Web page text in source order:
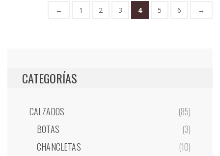
← 1 2 3 4 5 6 →
CATEGORÍAS
CALZADOS
(85)
BOTAS
(3)
CHANCLETAS
(10)